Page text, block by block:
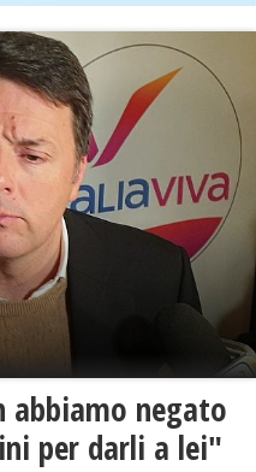
abbiamo negato
per darli a lei"